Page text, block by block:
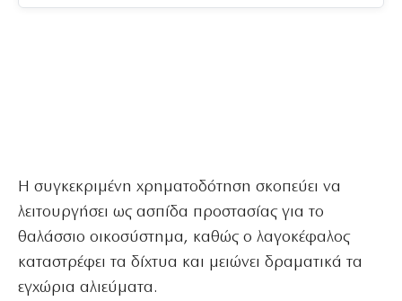
Η συγκεκριμένη χρηματοδότηση σκοπεύει να
λειτουργήσει ως ασπίδα προστασίας για το
θαλάσσιο οικοσύστημα, καθώς ο λαγοκέφαλος
καταστρέφει τα δίχτυα και μειώνει δραματικά τα
εγχώρια αλιεύματα.